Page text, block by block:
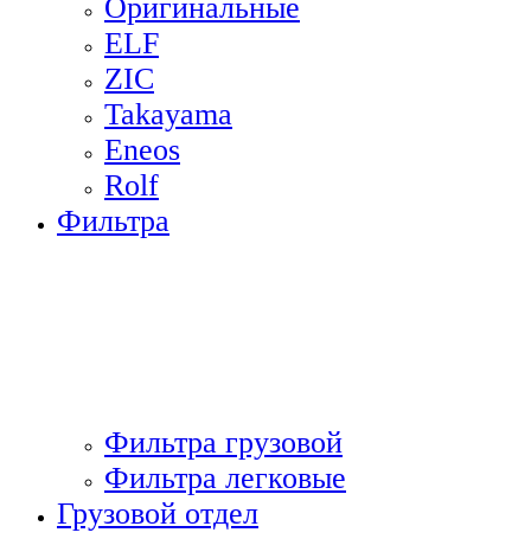
Оригинальные
ELF
ZIC
Takayama
Eneos
Rolf
Фильтра
Фильтра грузовой
Фильтра легковые
Грузовой отдел